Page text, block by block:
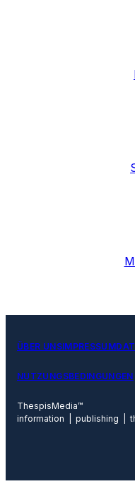
ÜBER UNSIMPRESSUM
NUTZUNGSBEDINGUNGEN
ThespisMedia™
information | publishing |